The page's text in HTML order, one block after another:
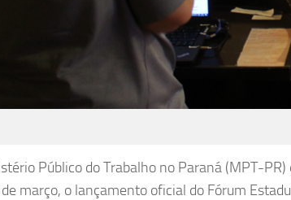
Público do Trabalho no Paraná (MPT-
março, o lançamento oficial do Fórum